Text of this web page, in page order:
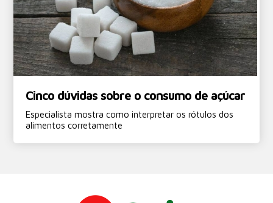
Cinco dúvidas sobre o consumo de açúcar
Especialista mostra como interpretar os rótulos dos
alimentos corretamente